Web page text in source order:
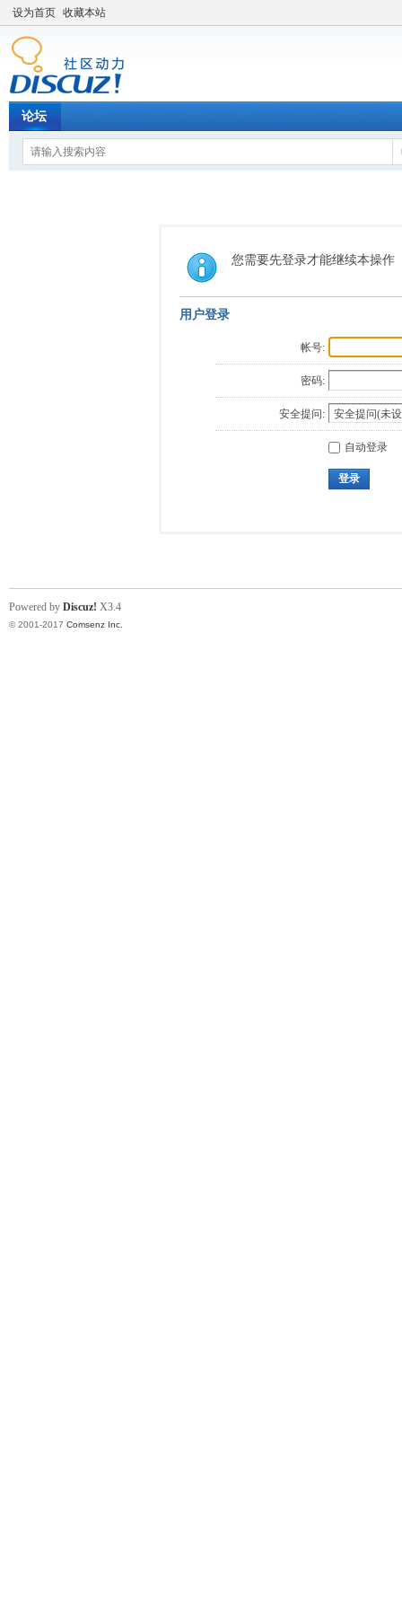
设为首页 收藏本站
论坛
您需要先登录才能继续本操作
用户登录
帐号:
密码:
安全提问:
自动登录
登录
Powered by Discuz! X3.4
© 2001-2017 Comsenz Inc.